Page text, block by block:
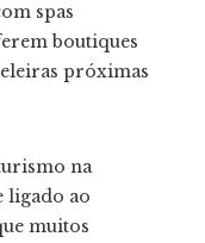
spas
boutiques
próximas
na
ligado ao
muitos